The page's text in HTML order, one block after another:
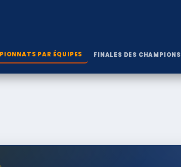
PAR ÉQUIPES FINALES DES CHAMPIONS